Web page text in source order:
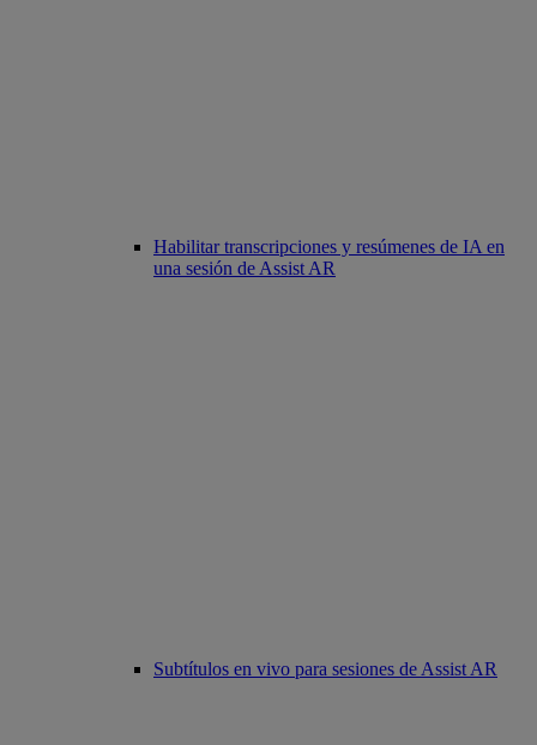
Habilitar transcripciones y resúmenes de IA en
una sesión de Assist AR
Subtítulos en vivo para sesiones de Assist AR